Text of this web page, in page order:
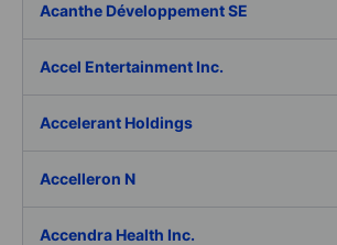
Acanthe Développement SE
Accel Entertainment Inc.
Accelerant Holdings
Accelleron N
Accendra Health Inc.